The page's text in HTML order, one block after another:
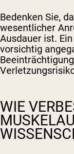
Bedenken Sie,
wesentlicher
Ausdauer ist.
vorsichtig
WIE